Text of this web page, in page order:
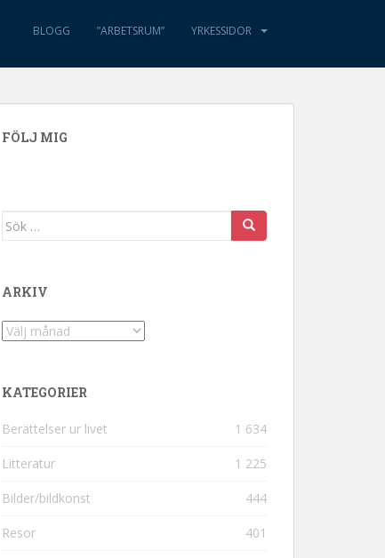
BLOGG ”ARBETSRUM” YRKESSIDOR
FÖLJ MIG
Sök efter:
ARKIV
Arkiv
KATEGORIER
Berättelser ur livet 1 634
Litteratur 1 225
Bilder/bildkonst 444
Resor 401